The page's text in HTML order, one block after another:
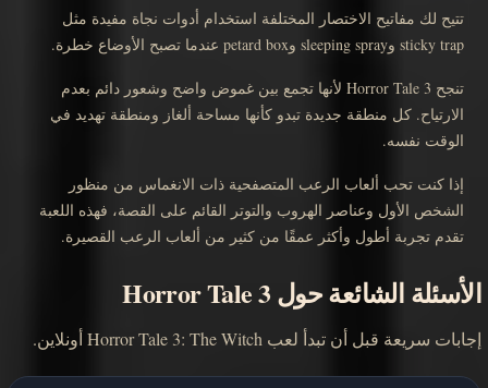
تتيح لك مفاتيح الاختصار المختلفة استخدام أدوات نجاة مفيدة مثل
sticky trap وsleeping spray وpetard box عندما تصبح الأوضاع خطرة.
تنجح Horror Tale 3 لأنها تجمع بين غموض واضح وشعور دائم بعدم
الارتياح. كل منطقة جديدة تبدو كأنها مساحة ألغاز ومنطقة تهديد في
الوقت نفسه.
إذا كنت تحب ألعاب الرعب المتصفحية ذات الانغماس من منظور
الشخص الأول وعناصر الهروب والتوتر القائم على القصة، فهذه اللعبة
تقدم تجربة أطول وأكثر عمقًا من كثير من ألعاب الرعب القصيرة.
الأسئلة الشائعة حول Horror Tale 3
إجابات سريعة قبل أن تبدأ لعب Horror Tale 3: The Witch أونلاين.